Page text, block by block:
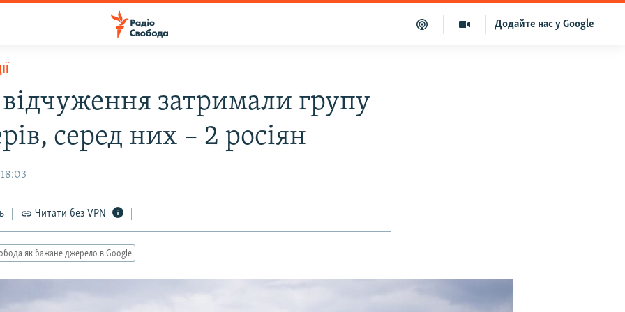
Додайте нас у Google
відчуження затримали групу
серед них – 2 росіян
Читати без VPN
як бажане джерело в Google